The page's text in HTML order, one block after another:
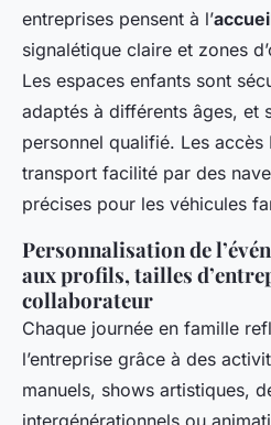
entreprises pensent à l’
signalétique claire et zones
Les espaces enfants sont
adaptés à différents âges, et
personnel qualifié. Les accès
transport facilité par des
précises pour les véhicules
Personnalisation de
aux profils, tailles
collaborateur
Chaque journée en famille
l’entreprise grâce à des
manuels, shows artistiques,
intergénérationnels ou